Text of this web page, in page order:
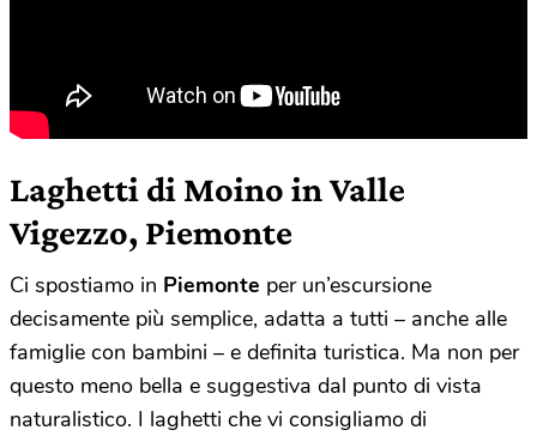
Laghetti di Moino in Valle
Vigezzo, Piemonte
Ci spostiamo in Piemonte per un’escursione
decisamente più semplice, adatta a tutti – anche alle
famiglie con bambini – e definita turistica. Ma non per
questo meno bella e suggestiva dal punto di vista
naturalistico. I laghetti che vi consigliamo di